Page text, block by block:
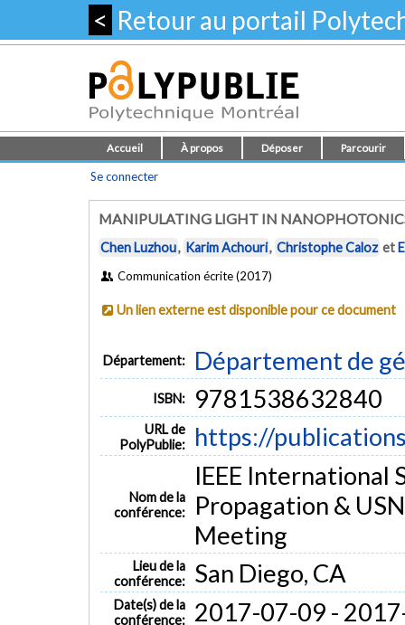
< Retour au portail
Accueil À propos Déposer Parcourir
Se connecter
MANIPULATING LIGHT IN
Chen Luzhou, Karim Achouri, Christophe Caloz et
Communication écrite (2017)
Un lien externe est disponible pour ce document
Département: Département de
ISBN: 9781538632840
URL de
PolyPublie:
https://
Nom de la
conférence:
IEEE International
Propagation &
Meeting
Lieu de la
conférence:
San Diego, CA
Date(s) de la
conférence:
2017-07-09 -